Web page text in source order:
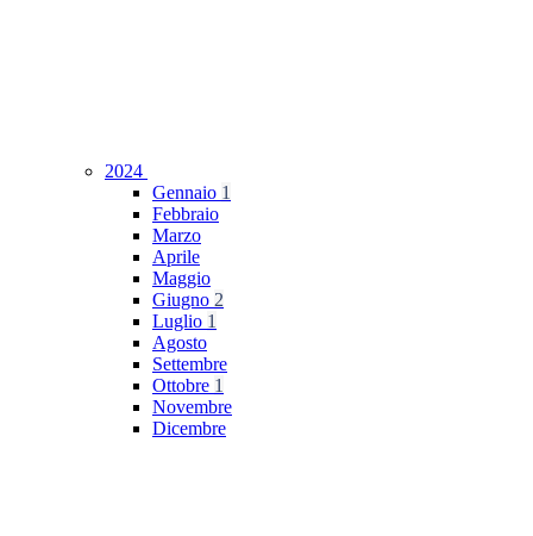
2024
Gennaio 1
Febbraio
Marzo
Aprile
Maggio
Giugno 2
Luglio 1
Agosto
Settembre
Ottobre 1
Novembre
Dicembre